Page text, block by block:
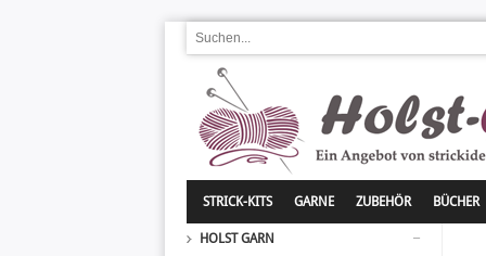
STRICK-KITS GARNE ZUBEHÖR BÜCHER
HOLST GARN